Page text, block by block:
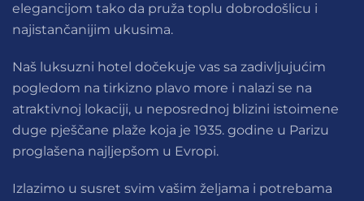
elegancijom tako da pruža toplu dobrodošlicu i
najistančanijim ukusima.
Naš luksuzni hotel dočekuje vas sa zadivljujućim
pogledom na tirkizno plavo more i nalazi se na
atraktivnoj lokaciji, u neposrednoj blizini istoimene
duge pješčane plaže koja je 1935. godine u Parizu
proglašena najljepšom u Evropi.
Izlazimo u susret svim vašim željama i potrebama